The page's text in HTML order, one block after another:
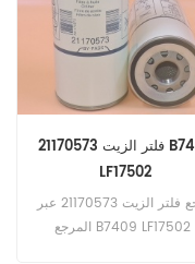
فلتر الزيت 21170573 B7409
LF17502
مرجع فلتر الزيت 21170573 عبر
المرجع B7409 LF17502